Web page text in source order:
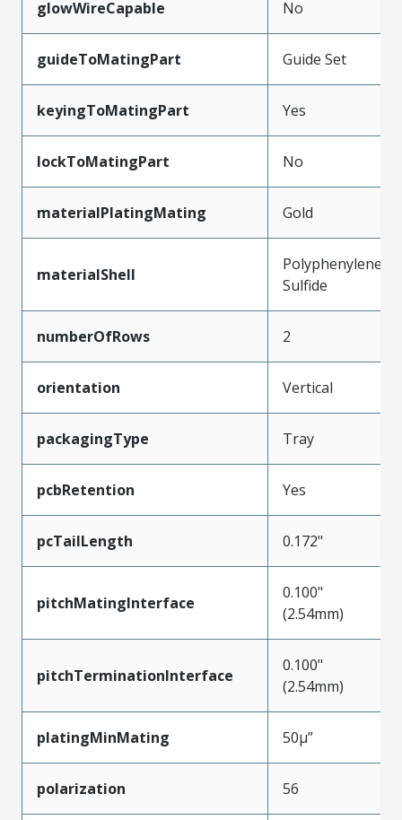
glowWireCapable No
guideToMatingPart Guide Set
keyingToMatingPart Yes
lockToMatingPart No
materialPlatingMating Gold
materialShell
Polyphenylene
Sulfide
numberOfRows 2
orientation Vertical
packagingType Tray
pcbRetention Yes
pcTailLength 0.172"
pitchMatingInterface
0.100"
(2.54mm)
pitchTerminationInterface
0.100"
(2.54mm)
platingMinMating 50µ”
polarization 56